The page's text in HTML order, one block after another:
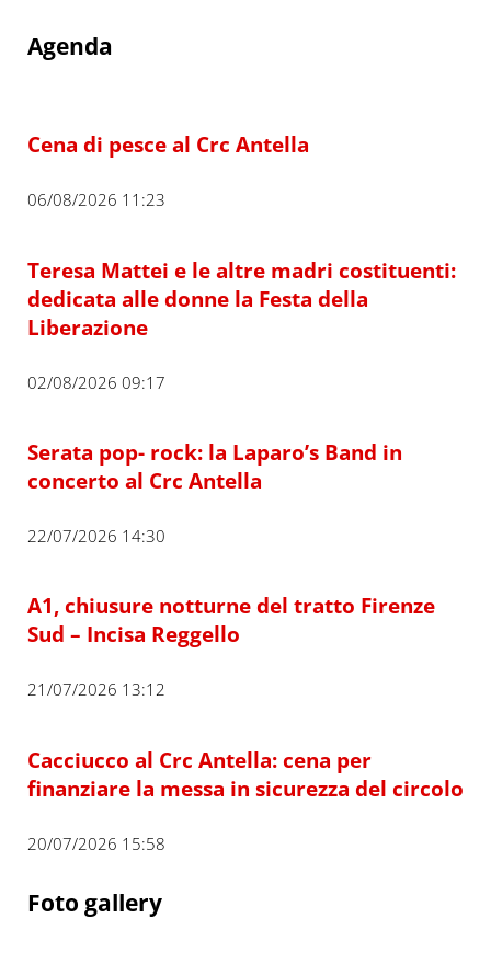
Agenda
Cena di pesce al Crc Antella
06/08/2026 11:23
Teresa Mattei e le altre madri costituenti:
dedicata alle donne la Festa della
Liberazione
02/08/2026 09:17
Serata pop- rock: la Laparo’s Band in
concerto al Crc Antella
22/07/2026 14:30
A1, chiusure notturne del tratto Firenze
Sud – Incisa Reggello
21/07/2026 13:12
Cacciucco al Crc Antella: cena per
finanziare la messa in sicurezza del circolo
20/07/2026 15:58
Foto gallery